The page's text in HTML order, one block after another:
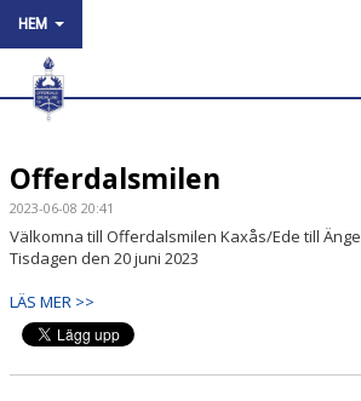
HEM
HEM
NYHETER
OM KLUBBEN
KÖP SPÅRKORT
ARNE BÅNGÅSENS MINNESFOND
Offerdalsmilen
2023-06-08 20:41
Välkomna till Offerdalsmilen Kaxås/Ede till Änge
Tisdagen den 20 juni 2023
LÄS MER >>